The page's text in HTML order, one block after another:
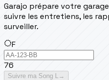
Garajo prépare votre
suivre les entretiens, les
surveiller.
F
76
Suivre ma Song L →